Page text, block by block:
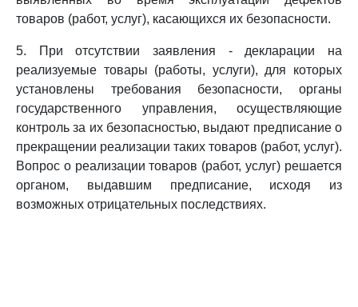
товаров (работ, услуг), касающихся их безопасности.
5. При отсутствии заявления - декларации на
реализуемые товары (работы, услуги), для которых
установлены требования безопасности, органы
государственного управления, осуществляющие
контроль за их безопасностью, выдают предписание о
прекращении реализации таких товаров (работ, услуг).
Вопрос о реализации товаров (работ, услуг) решается
органом, выдавшим предписание, исходя из
возможных отрицательных последствиях.